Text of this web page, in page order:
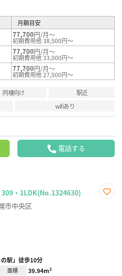
月額目安
77,700円/月～
初期費用他 38,500円～
77,700円/月～
初期費用他 33,000円～
77,700円/月～
初期費用他 27,500円～
同棲向け
駅近
wifiあり
電話する
309・1LDK(No.1324630)
市中央区
駅」徒歩10分
面積 39.94m²